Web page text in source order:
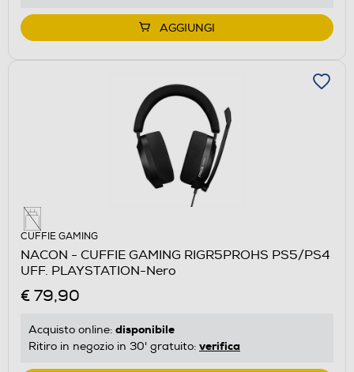
AGGIUNGI
CUFFIE GAMING
NACON - CUFFIE GAMING RIGR5PROHS PS5/PS4
UFF. PLAYSTATION-Nero
€ 79,90
Acquisto online: disponibile
Ritiro in negozio in 30' gratuito: verifica